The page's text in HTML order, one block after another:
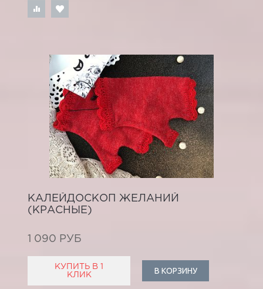
КАЛЕЙДОСКОП ЖЕЛАНИЙ
(КРАСНЫЕ)
1 090 РУБ
КУПИТЬ В 1
КЛИК
В КОРЗИНУ